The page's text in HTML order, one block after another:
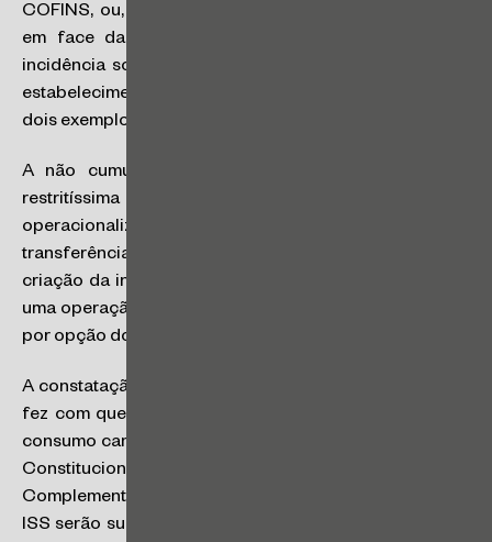
COFINS, ou, no campo do ICMS, as soluções criadas
em face da recente decisão do STF sobre a não
incidência sobre transferências de mercadorias entre
estabelecimentos da mesma empresa, para citar apenas
dois exemplos.
A não cumulatividade do PIS / COFINS tornou-se
restritíssima e, por isso, belicosa. Por sua vez, a
operacionalização da não incidência do ICMS nas
transferências de mercadorias gerou a necessidade da
criação da incrível figura tributária da “equiparação de
uma operação não tributada a uma operação tributada,
por opção do contribuinte” para poder funcionar.
A constatação da quebra que não pode ser consertada
fez com que o projeto de Reforma Tributária sobre o
consumo caminhasse no formato aprovado na Emenda
Constitucional nº 132/2023 e disciplinado pela Lei
Complementar nº 214/2025: o PIS/COFINS, o ICMS e o
ISS serão substituídos por um IVA dual, composto pela